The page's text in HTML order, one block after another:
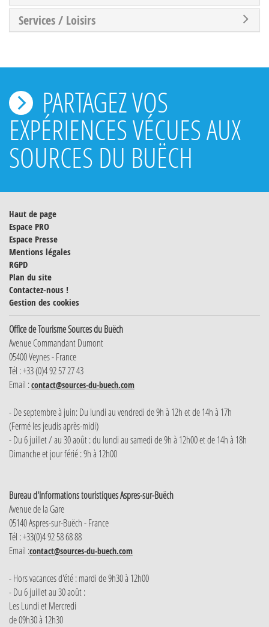
Services / Loisirs
PARTAGEZ VOS
EXPÉRIENCES VÉCUES AUX
SOURCES DU BUËCH
Haut de page
Espace PRO
Espace Presse
Mentions légales
RGPD
Plan du site
Contactez-nous !
Gestion des cookies
Office de Tourisme Sources du Buëch
Avenue Commandant Dumont
05400 Veynes - France
Tél : +33 (0)4 92 57 27 43
Email :contact@sources-du-buech.com
- De septembre à juin: Du lundi au vendredi de 9h à 12h et de 14h à 17h
(Fermé les jeudis après-midi)
- Du 6 juillet / au 30 août : du lundi au samedi de 9h à 12h00 et de 14h à 18h
Dimanche et jour férié : 9h à 12h00
Bureau d'Informations touristiques Aspres-sur-Buëch
Avenue de la Gare
05140 Aspres-sur-Buëch - France
Tél : +33(0)4 92 58 68 88
Email :contact@sources-du-buech.com
- Hors vacances d'été : mardi de 9h30 à 12h00
- Du 6 juillet au 30 août :
Les Lundi et Mercredi
de 09h30 à 12h30